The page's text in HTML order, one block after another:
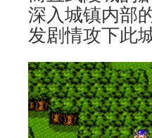
深入城镇内部
发剧情攻下此城